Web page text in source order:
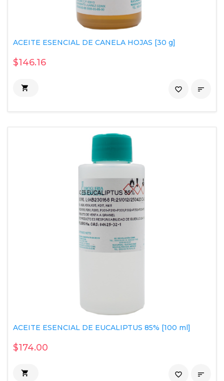
ACEITE ESENCIAL DE CANELA HOJAS [30 g]
$146.16
 
favorite_border
ACEITE ESENCIAL DE EUCALIPTUS 85% [100 ml]
$174.00
 
favorite_border